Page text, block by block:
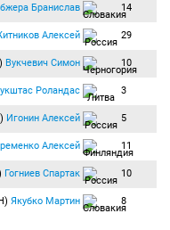
Бранислав 14
Алексей 29
Вукчевич Симон 10
Роландас 3
Игонин Алексей 5
Алексей 11
Гогниев Спартак 10
Якубко Мартин 8